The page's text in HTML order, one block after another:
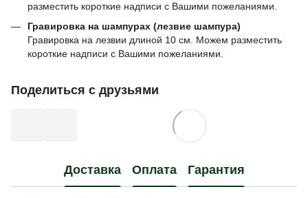
разместить короткие надписи с Вашими пожеланиями.
Гравировка на шампурах (лезвие шампура)
Гравировка на лезвии длиной 10 см. Можем разместить
короткие надписи с Вашими пожеланиями.
Поделиться с друзьями
Доставка Оплата Гарантия